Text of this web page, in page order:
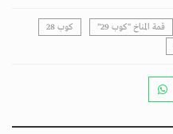
قمة المناخ "كوب 29"
كوب 28